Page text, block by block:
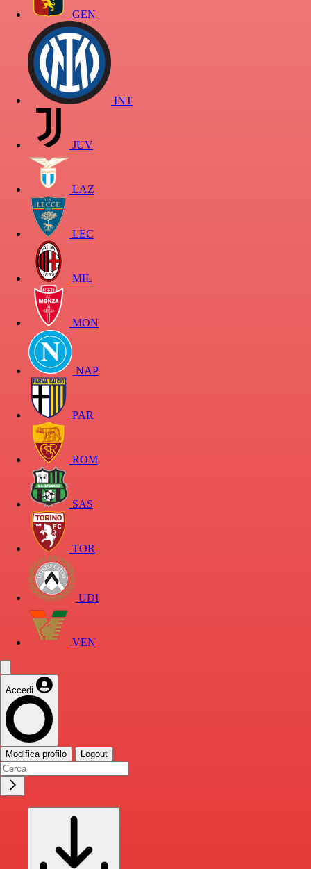
GEN
INT
JUV
LAZ
LEC
MIL
MON
NAP
PAR
ROM
SAS
TOR
UDI
VEN
Accedi
Modifica profilo Logout